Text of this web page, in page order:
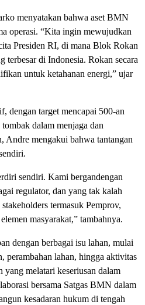
menyatakan bahwa aset BMN
operasi. “Kita ingin mewujudkan
Presiden RI, di mana Blok Rokan
terbesar di Indonesia. Rokan secara
untuk ketahanan energi,” ujar
dengan target mencapai 500-an
dalam menjaga dan
Andre mengakui bahwa tantangan
sendiri. Kami bergandengan
regulator, dan yang tak kalah
termasuk Pemprov,
masyarakat,” tambahnya.
dengan berbagai isu lahan, mulai
perambahan lahan, hingga aktivitas
melatari keseriusan dalam
bersama Satgas BMN dalam
kesadaran hukum di tengah